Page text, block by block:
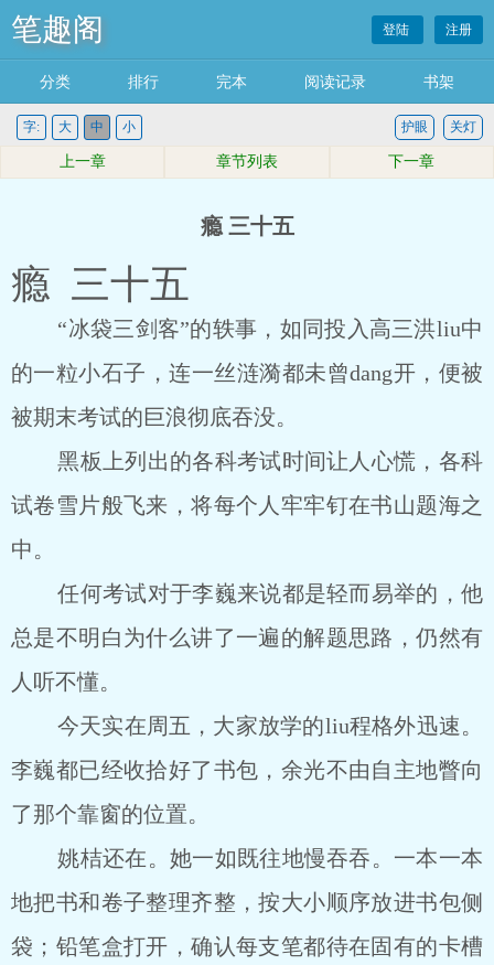
笔趣阁 登陆 注册
分类 排行 完本 阅读记录 书架
字: 大 中 小 关灯
护眼
上一章 章节列表 下一章
瘾 三十五
瘾 三十五
“冰袋三剑客”的轶事，如同投入高三洪liu中
的一粒小石子，连一丝涟漪都未曾dang开，便被
被期末考试的巨浪彻底吞没。
黑板上列出的各科考试时间让人心慌，各科
试卷雪片般飞来，将每个人牢牢钉在书山题海之
中。
任何考试对于李巍来说都是轻而易举的，他
总是不明白为什么讲了一遍的解题思路，仍然有
人听不懂。
今天实在周五，大家放学的liu程格外迅速。
李巍都已经收拾好了书包，余光不由自主地瞥向
了那个靠窗的位置。
姚桔还在。她一如既往地慢吞吞。一本一本
地把书和卷子整理齐整，按大小顺序放进书包侧
袋；铅笔盒打开，确认每支笔都待在固有的卡槽